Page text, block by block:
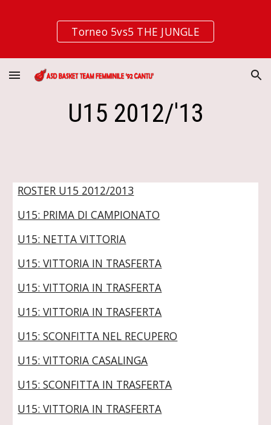
Skip to main content Skip to navigation
Torneo 5vs5 THE JUNGLE
U15 2012/'13
ROSTER U15 2012/2013
U15: PRIMA DI CAMPIONATO
U15: NETTA VITTORIA
U15: VITTORIA IN TRASFERTA
U15: VITTORIA IN TRASFERTA
U15: VITTORIA IN TRASFERTA
U15: SCONFITTA NEL RECUPERO
U15: VITTORIA CASALINGA
U15: SCONFITTA IN TRASFERTA
U15: VITTORIA IN TRASFERTA